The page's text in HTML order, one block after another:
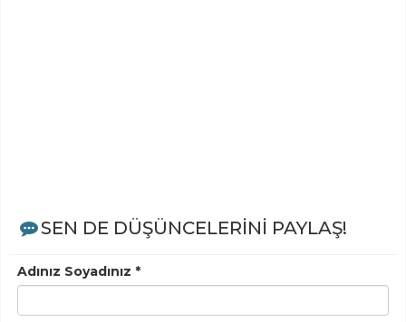
SEN DE DÜŞÜNCELERİNİ PAYLAŞ!
Adınız Soyadınız *